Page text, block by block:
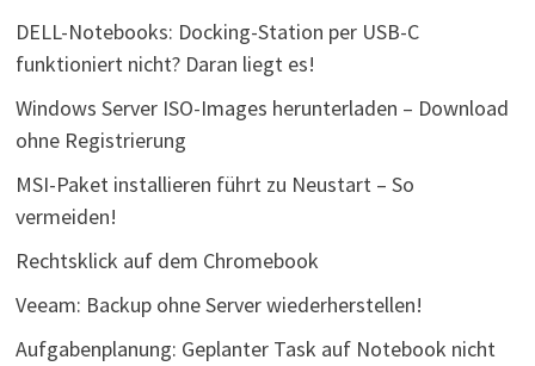
DELL-Notebooks: Docking-Station per USB-C
funktioniert nicht? Daran liegt es!
Windows Server ISO-Images herunterladen – Download
ohne Registrierung
MSI-Paket installieren führt zu Neustart – So
vermeiden!
Rechtsklick auf dem Chromebook
Veeam: Backup ohne Server wiederherstellen!
Aufgabenplanung: Geplanter Task auf Notebook nicht